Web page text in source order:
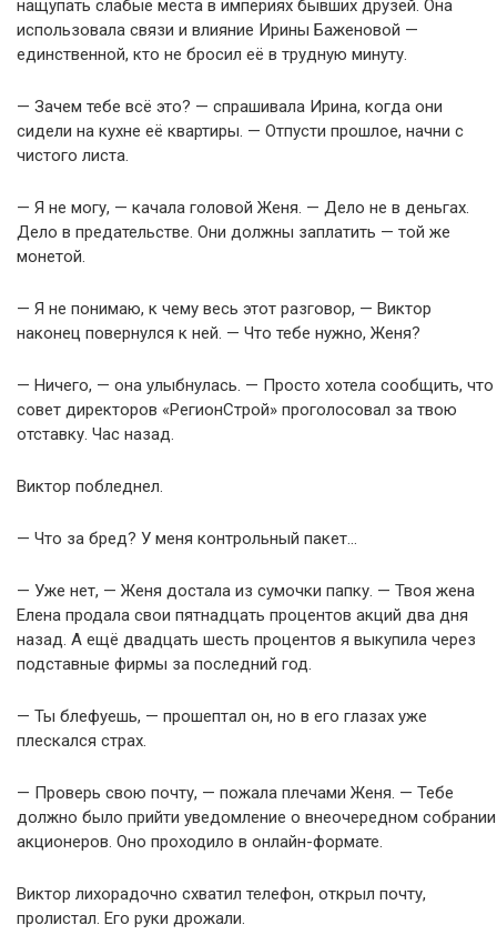
нащупать слабые места в империях бывших друзей. Она
использовала связи и влияние Ирины Баженовой —
единственной, кто не бросил её в трудную минуту.
— Зачем тебе всё это? — спрашивала Ирина, когда они
сидели на кухне её квартиры. — Отпусти прошлое, начни с
чистого листа.
— Я не могу, — качала головой Женя. — Дело не в деньгах.
Дело в предательстве. Они должны заплатить — той же
монетой.
— Я не понимаю, к чему весь этот разговор, — Виктор
наконец повернулся к ней. — Что тебе нужно, Женя?
— Ничего, — она улыбнулась. — Просто хотела сообщить, что
совет директоров «РегионСтрой» проголосовал за твою
отставку. Час назад.
Виктор побледнел.
— Что за бред? У меня контрольный пакет…
— Уже нет, — Женя достала из сумочки папку. — Твоя жена
Елена продала свои пятнадцать процентов акций два дня
назад. А ещё двадцать шесть процентов я выкупила через
подставные фирмы за последний год.
— Ты блефуешь, — прошептал он, но в его глазах уже
плескался страх.
— Проверь свою почту, — пожала плечами Женя. — Тебе
должно было прийти уведомление о внеочередном собрании
акционеров. Оно проходило в онлайн-формате.
Виктор лихорадочно схватил телефон, открыл почту,
пролистал. Его руки дрожали.